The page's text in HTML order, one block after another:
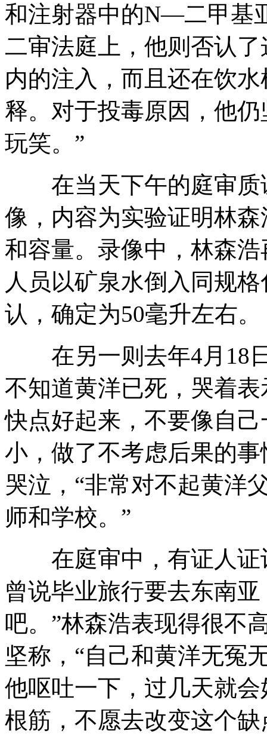
和注射器中的N—二甲基
二审法庭上，他则否认
内的注入，而且还在饮
释。对于投毒原因，他
玩笑。”
在当天下午的庭审质
像，内容为实验证明林
和容量。录像中，林森
人员以矿泉水倒入同规
认，确定为50毫升左右。
在另一则去年4月18日
不知道黄洋已死，哭着
快点好起来，不要像自
小，做了不考虑后果的
哭泣，“非常对不起黄洋
师和学校。”
在庭审中，有证人证
曾说毕业旅行要去东南
吧。”林森浩表现得很不
坚称，“自己和黄洋无冤
他呕吐一下，过几天就
根筋，不愿去改变这个缺